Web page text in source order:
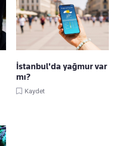
İstanbul'da yağmur var
mı?
Kaydet